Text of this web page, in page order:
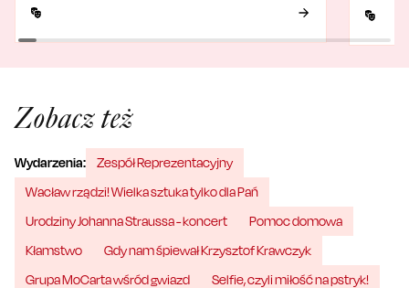
Zobacz też
Wydarzenia:
Zespół Reprezentacyjny
Wacław rządzi! Wielka sztuka tylko dla Pań
Urodziny Johanna Straussa - koncert
Pomoc domowa
Kłamstwo
Gdy nam śpiewał Krzysztof Krawczyk
Grupa MoCarta wśród gwiazd
Selfie, czyli miłość na pstryk!